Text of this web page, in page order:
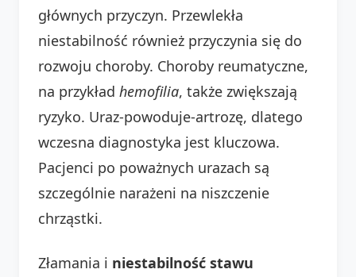
głównych przyczyn. Przewlekła
niestabilność również przyczynia się do
rozwoju choroby. Choroby reumatyczne,
na przykład hemofilia, także zwiększają
ryzyko. Uraz-powoduje-artrozę, dlatego
wczesna diagnostyka jest kluczowa.
Pacjenci po poważnych urazach są
szczególnie narażeni na niszczenie
chrząstki.
Złamania i niestabilność stawu